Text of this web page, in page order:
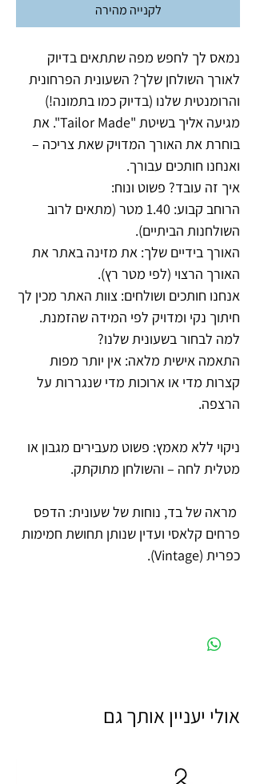
לקנייה מהירה
נמאס לך לחפש מפה שתתאים בדיוק
לאורך השולחן שלך? השעונית הפרחונית
והרומנטית שלנו (בדיוק כמו בתמונה!)
מגיעה אליך בשיטת "Tailor Made". את
בוחרת את האורך המדויק שאת צריכה –
ואנחנו חותכים עבורך.
איך זה עובד? פשוט ונוח:
הרוחב קבוע: 1.40 מטר (מתאים לרוב
השולחנות הביתיים).
האורך בידיים שלך: את מזינה באתר את
האורך הרצוי (לפי מטר רץ).
אנחנו חותכים ושולחים: צוות האתר מכין לך
חיתוך נקי ומדויק לפי המידה שהזמנת.
למה לבחור בשעונית שלנו?
התאמה אישית מלאה: אין יותר מפות
קצרות מדי או ארוכות מדי שנגררות על
הרצפה.
ניקוי ללא מאמץ: פשוט מעבירים מגבון או
מטלית לחה – והשולחן מתוקתק.
מראה של בד, נוחות של שעונית: הדפס
פרחים קלאסי ועדין שנותן תחושת חמימות
כפרית (Vintage).
אולי יעניין אותך גם